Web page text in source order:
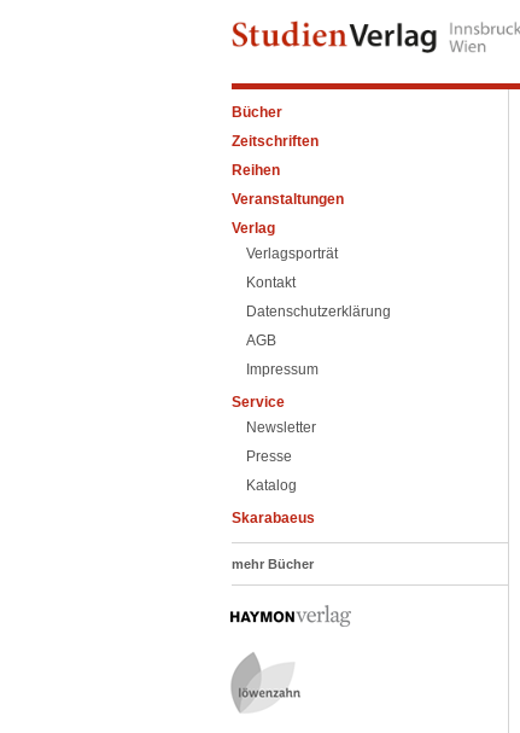
Bücher
Zeitschriften
Reihen
Veranstaltungen
Verlag
Verlagsporträt
Kontakt
Datenschutzerklärung
AGB
Impressum
Service
Newsletter
Presse
Katalog
Skarabaeus
mehr Bücher